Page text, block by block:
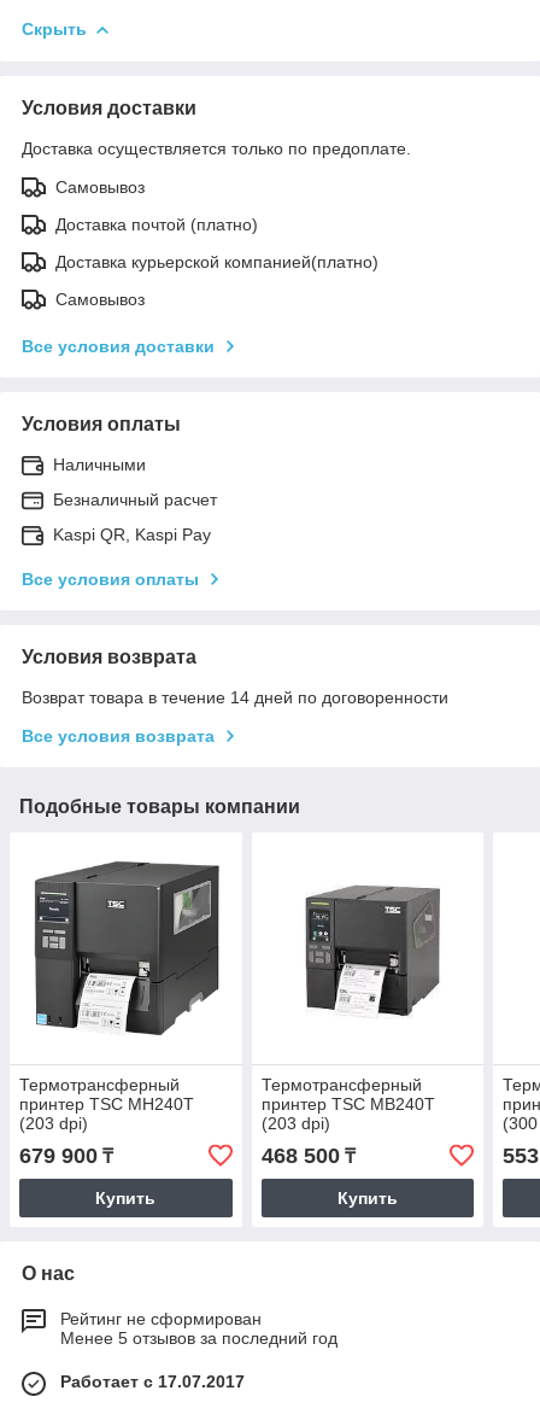
Скрыть
Условия доставки
Доставка осуществляется только по предоплате.
Самовывоз
Доставка почтой (платно)
Доставка курьерской компанией(платно)
Самовывоз
Все условия доставки
Условия оплаты
Наличными
Безналичный расчет
Kaspi QR, Kaspi Pay
Все условия оплаты
Условия возврата
Возврат товара в течение 14 дней по договоренности
Все условия возврата
Подобные товары компании
Термотрансферный
принтер TSC MH240T
(203 dpi)
679 900 ₸
Купить
Термотрансферный
принтер TSC MB240T
(203 dpi)
468 500₸
Купить
О нас
Рейтинг не сформирован
Менее 5 отзывов за последний год
Работает с 17.07.2017